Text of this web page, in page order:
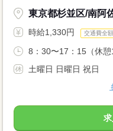
東京都杉並区/南阿
時給1,330円 交通費全
8：30〜17：15（休憩
土曜日 日曜日 祝日